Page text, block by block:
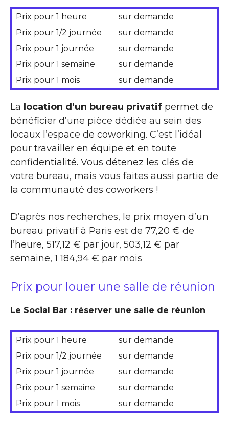
Prix pour 1 heure
sur demande
Prix pour 1/2 journée
sur demande
Prix pour 1 journée
sur demande
Prix pour 1 semaine
sur demande
Prix pour 1 mois
sur demande
La location d’un bureau privatif permet de
bénéficier d’une pièce dédiée au sein des
locaux l’espace de coworking. C’est l’idéal
pour travailler en équipe et en toute
confidentialité. Vous détenez les clés de
votre bureau, mais vous faites aussi partie de
la communauté des coworkers !
D’après nos recherches, le prix moyen d’un
bureau privatif à Paris est de 77,20 € de
l’heure, 517,12 € par jour, 503,12 € par
semaine, 1 184,94 € par mois
Prix pour louer une salle de réunion
Le Social Bar : réserver une salle de réunion
Prix pour 1 heure
sur demande
Prix pour 1/2 journée
sur demande
Prix pour 1 journée
sur demande
Prix pour 1 semaine
sur demande
Prix pour 1 mois
sur demande